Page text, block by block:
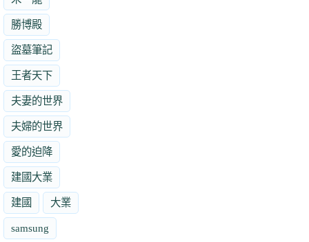
勝博殿
盜墓筆記
王者天下
夫妻的世界
夫婦的世界
愛的迫降
建國大業
建國 大業
samsung